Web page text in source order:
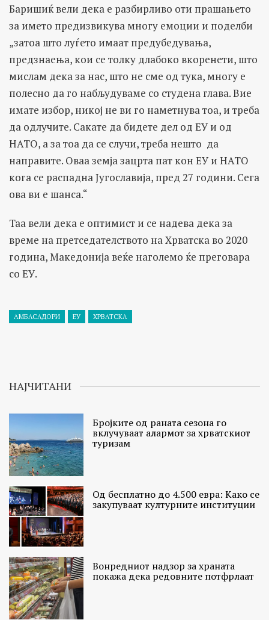
Баришиќ вели дека е разбирливо оти прашањето
за името предизвикува многу емоции и поделби
„затоа што луѓето имаат предубедувања,
предзнаења, кои се толку длабоко вкоренети, што
мислам дека за нас, што не сме од тука, многу е
полесно да го набљудуваме со студена глава. Вие
имате избор, никој не ви го наметнува тоа, и треба
да одлучите. Сакате да бидете дел од ЕУ и од
НАТО, а за тоа да се случи, треба нешто да
направите. Оваа земја зацрта пат кон ЕУ и НАТО
кога се распадна Југославија, пред 27 години. Сега
ова ви е шанса.“
Таа вели дека е оптимист и се надева дека за
време на претседателството на Хрватска во 2020
година, Македонија веќе наголемо ќе преговара
со ЕУ.
АМБАСАДОРИ ЕУ ХРВАТСКА
НАЈЧИТАНИ
Бројките од раната сезона го
вклучуваат алармот за хрватскиот
туризам
Од бесплатно до 4.500 евра: Како се
закупуваат културните институции
Вонредниот надзор за храната
покажа дека редовните потфрлаат